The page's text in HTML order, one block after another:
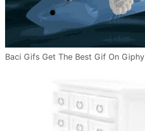
Baci Gifs Get The Best Gif On Giphy